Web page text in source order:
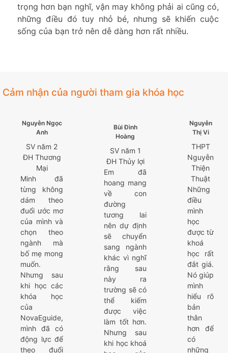
trọng hơn bạn nghĩ, vận may không phải ai cũng có,
những điều đó tuy nhỏ bé, nhưng sẽ khiến cuộc
sống của bạn trở nên dễ dàng hơn rất nhiều.
Cảm nhận của người tham gia khóa học
Nguyễn Ngọc
Anh
SV năm 2
ĐH Thương
Mại
Minh đã
từng không
dám theo
đuổi ước mơ
của mình và
chọn theo
ngành mà
bố mẹ mong
muốn.
Nhưng sau
khi học các
khóa học
của
NovaEguide,
mình đã có
động lực để
theo đuổi
Bùi Đình
Hoàng
SV năm 1
ĐH Thủy lợi
Em đã
hoang mang
về con
đường
tương lai
nên dự định
sẽ chuyển
sang ngành
khác vì nghĩ
rằng sau
này ra
trường sẽ có
thể kiếm
được việc
làm tốt hơn.
Nhưng sau
khi học khoá
Nguyễn
Thị Vi
THPT
Nguyễn
Thiện
Thuật
Những
điều
mình
học
được từ
khoá
học rất
đắt giá.
Nó giúp
mình
hiểu rõ
bản
thân
hơn để
có
những